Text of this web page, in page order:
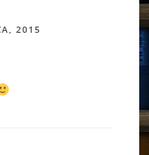
2015